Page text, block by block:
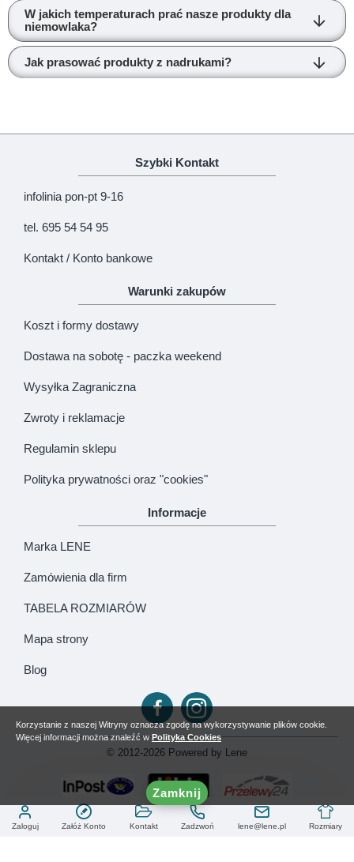
W jakich temperaturach prać nasze produkty dla
niemowlaka?
Jak prasować produkty z nadrukami?
Szybki Kontakt
infolinia pon-pt 9-16
tel. 695 54 54 95
Kontakt / Konto bankowe
Warunki zakupów
Koszt i formy dostawy
Dostawa na sobotę - paczka weekend
Wysyłka Zagraniczna
Zwroty i reklamacje
Regulamin sklepu
Polityka prywatności oraz "cookies"
Informacje
Marka LENE
Zamówienia dla firm
TABELA ROZMIARÓW
Mapa strony
Blog
© 2012-2026 Powered by Lene
Zaloguj Załóż Konto Kontakt Zadzwoń lene@lene.pl Rozmiary
Zamknij
Korzystanie z naszej Witryny oznacza zgodę na wykorzystywanie plików cookie.
Więcej informacji można znaleźć wPolityka Cookies